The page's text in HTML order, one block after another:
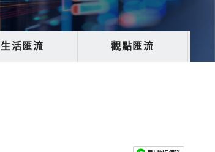
生活匯流 觀點匯流